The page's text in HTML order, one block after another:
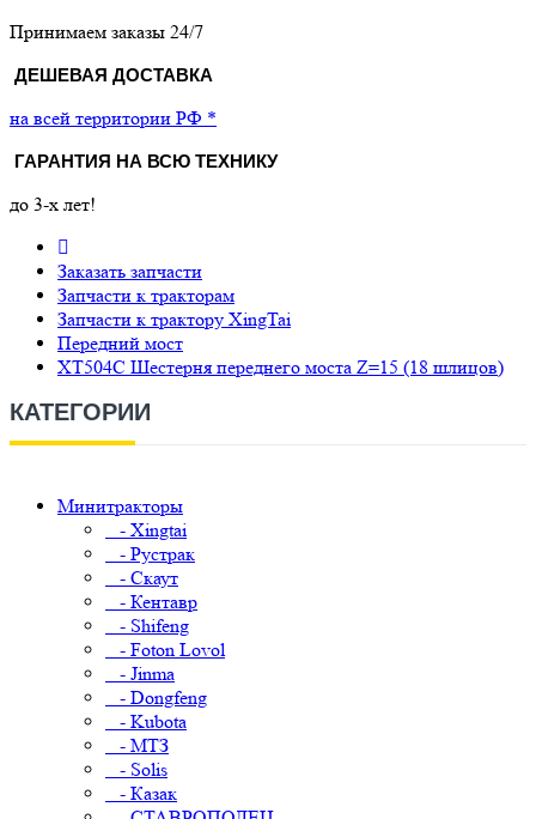
Принимаем заказы 24/7
ДЕШЕВАЯ ДОСТАВКА
на всей территории РФ *
ГАРАНТИЯ НА ВСЮ ТЕХНИКУ
до 3-х лет!
Заказать запчасти
Запчасти к тракторам
Запчасти к трактору XingTai
Передний мост
XT504C Шестерня переднего моста Z=15 (18 шлицов)
КАТЕГОРИИ
Минитракторы
- Xingtai
- Рустрак
- Скаут
- Кентавр
- Shifeng
- Foton Lovol
- Jinma
- Dongfeng
- Kubota
- МТЗ
- Solis
- Казак